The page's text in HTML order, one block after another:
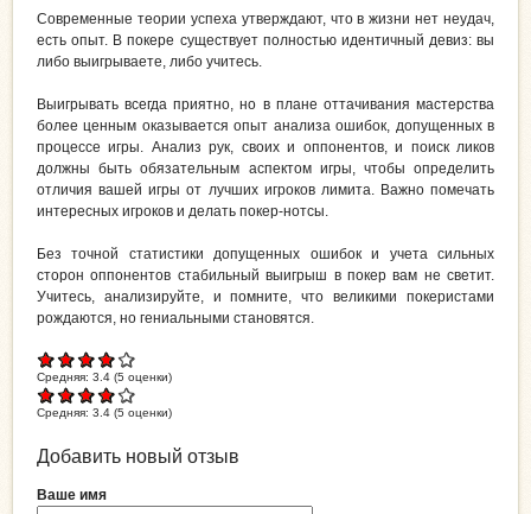
Современные теории успеха утверждают, что в жизни нет неудач,
есть опыт. В покере существует полностью идентичный девиз: вы
либо выигрываете, либо учитесь.
Выигрывать всегда приятно, но в плане оттачивания мастерства
более ценным оказывается опыт анализа ошибок, допущенных в
процессе игры. Анализ рук, своих и оппонентов, и поиск ликов
должны быть обязательным аспектом игры, чтобы определить
отличия вашей игры от лучших игроков лимита. Важно помечать
интересных игроков и делать покер-нотсы.
Без точной статистики допущенных ошибок и учета сильных
сторон оппонентов стабильный выигрыш в покер вам не светит.
Учитесь, анализируйте, и помните, что великими покеристами
рождаются, но гениальными становятся.
Средняя: 3.4 (5 оценки)
Средняя: 3.4 (5 оценки)
Добавить новый отзыв
Ваше имя